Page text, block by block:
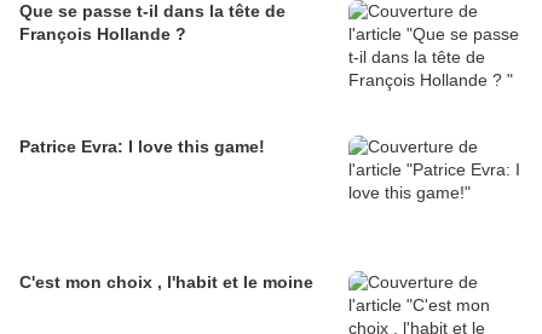
Que se passe t-il dans la tête de
François Hollande ?
Patrice Evra: I love this game!
C'est mon choix , l'habit et le moine